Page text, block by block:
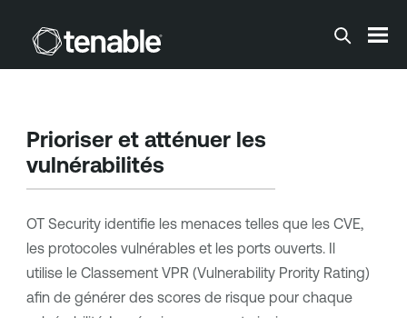
Passer au contenu principal
Prioriser et atténuer les
vulnérabilités
OT Securityidentifie les menaces telles que les CVE,
les protocoles vulnérables et les ports ouverts. Il
utilise le Classement VPR (Vulnerability Prority Rating)
afin de générer des scores de risque pour chaque